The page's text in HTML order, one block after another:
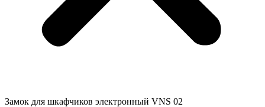
Замок для шкафчиков электронный VNS 02